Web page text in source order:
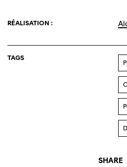
RÉALISATION :
TAGS
SHARE